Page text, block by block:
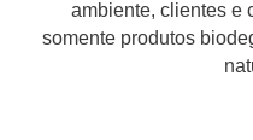
ambiente, clientes e
somente produtos